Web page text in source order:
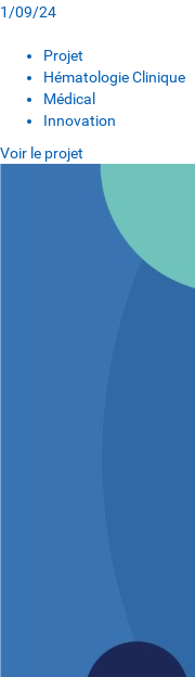
1/09/24
Projet
Hématologie Clinique
Médical
Innovation
Voir le projet